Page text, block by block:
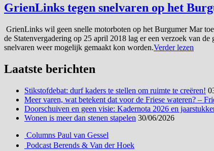
GrienLinks tegen snelvaren op het
GrienLinks wil geen snelle motorboten op het Burgumer Mar
de Statenvergadering op 25 april 2018 lag er een verzoek van
snelvaren weer mogelijk gemaakt kon worden.Verder lezen
Laatste berichten
Stikstofdebat: durf kaders te stellen om ruimte te creëren!
Meer varen, wat betekent dat voor de Friese wateren? –
Doorschuiven en geen visie: Kadernota 2026 en
Wonen is meer dan stenen stapelen 30/06/2026
Columns Paul van Gessel
Podcast Berends & Van der Hoek